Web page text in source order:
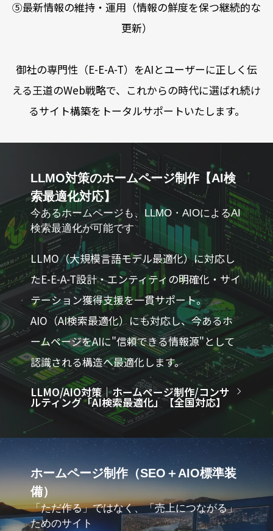
⑤最新情報の維持・運用（情報の鮮度を保つ継続的な
更新）
御社の専門性（E-E-A-T）をAIとユーザーに正しく伝
える王道のWeb戦略で、これからの時代に選ばれ続け
るサイト構築をトータルサポートいたします。
LLMO対策のホームページ制作【AI検
索最適化対応】
今あるホームページも、LLMO・AIOによるAI
検索最適化が可能です
LLMO（大規模言語モデル最適化）に対応し
たE-E-A-T設計・エンティティの明確化・サイ
テーション獲得支援を一貫サポート。
AIO（AI検索最適化）にも対応し、今あるホ
ームページをAIに"信頼できる情報源"として
認識される構造へ最適化します。
LLMO/AIO対策｜ホームページ制作/コンサ
ルティング「AI検索最適化」【全国対応】
ホームページ制作（SEO＋AIO標準装
備）
「ただ作る」ではなく、「売上につながる」
ためのサイト